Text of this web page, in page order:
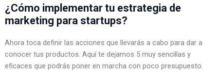
¿Cómo implementar tu estrategia de
marketing para startups?
Ahora toca definir las acciones que llevarás a cabo para dar a
conocer tus productos. Aquí te dejamos 5 muy sencillas y
eficaces que podrás poner en marcha con poco presupuesto.